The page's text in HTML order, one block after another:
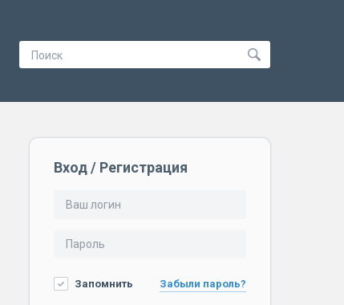
Вход / Регистрация
Запомнить Забыли пароль?